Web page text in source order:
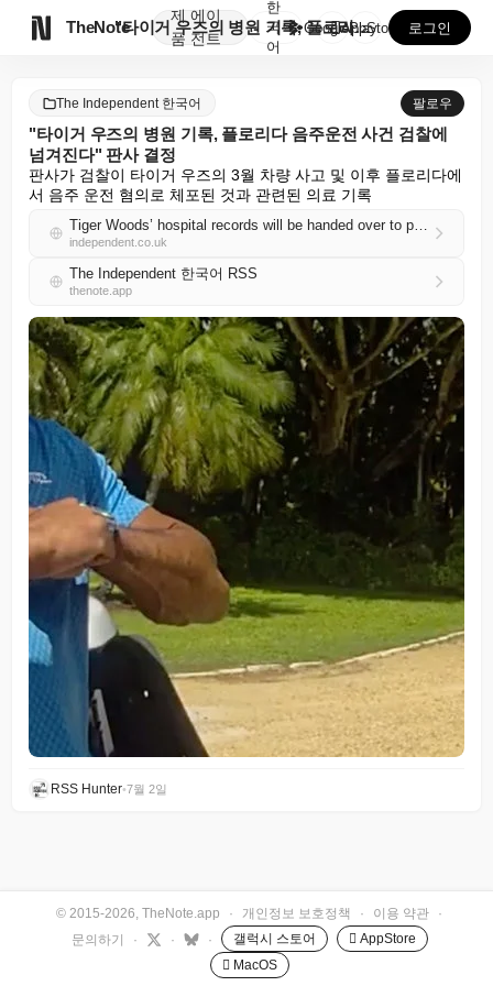
TheNote
제
품
에이
전트
"타이거 우즈의 병원 기록, 플로리다 음주운전 사건 검...
한
국
어
GooglePlay
AppStore 로그인
The Independent 한국어 팔로우
"타이거 우즈의 병원 기록, 플로리다 음주운전 사건 검찰에
넘겨진다" 판사 결정
판사가 검찰이 타이거 우즈의 3월 차량 사고 및 이후 플로리다에
서 음주 운전 혐의로 체포된 것과 관련된 의료 기록
Tiger Woods’ hospital records will be handed over to prosecutors in Florida DUI case, judge rules
independent.co.uk
The Independent 한국어 RSS
thenote.app
RSS Hunter•7월 2일
© 2015-2026, TheNote.app · 개인정보 보호정책 · 이용 약관
·
문의하기
· · · 갤럭시 스토어
 AppStore
 MacOS